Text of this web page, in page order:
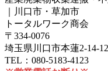
｜川口市・草加市
トータルワーク商会
〒334-0076
埼玉県川口市本蓮2-14-12
TEL：080-5183-4123